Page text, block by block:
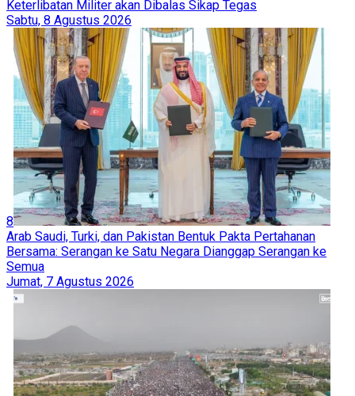
Keterlibatan Militer akan Dibalas Sikap Tegas
Sabtu, 8 Agustus 2026
8
Arab Saudi, Turki, dan Pakistan Bentuk Pakta Pertahanan
Bersama: Serangan ke Satu Negara Dianggap Serangan ke
Semua
Jumat, 7 Agustus 2026